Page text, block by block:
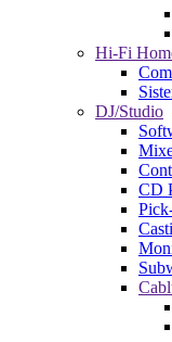
Hi-Fi
DJ/Studio
CD
Casti